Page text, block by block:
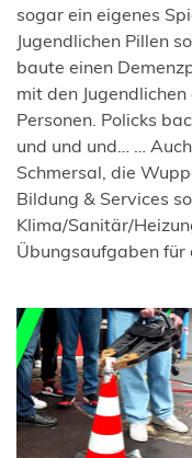
sogar ein eigenes
Jugendlichen Pillen
baute einen
mit den
Personen. Policks
und und und… …
Schmersal, die
Bildung & Services
Klima/Sanitär/
Übungsaufgaben für